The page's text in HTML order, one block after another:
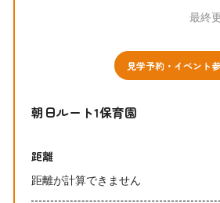
最終
見学予約・イベント
朝日ルート1保育園
距離
距離が計算できません